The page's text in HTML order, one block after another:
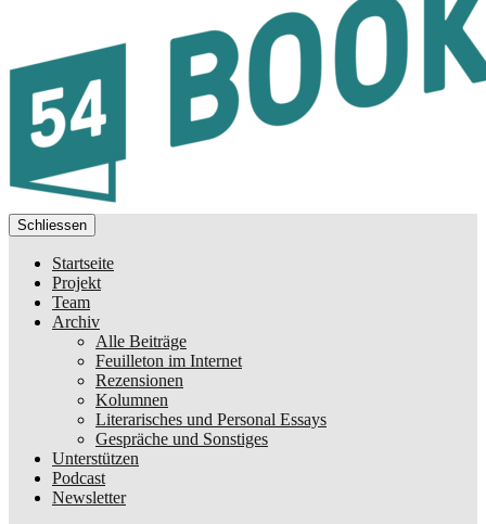
Schliessen
Startseite
Projekt
Team
Archiv
Alle Beiträge
Feuilleton im Internet
Rezensionen
Kolumnen
Literarisches und Personal Essays
Gespräche und Sonstiges
Unterstützen
Podcast
Newsletter